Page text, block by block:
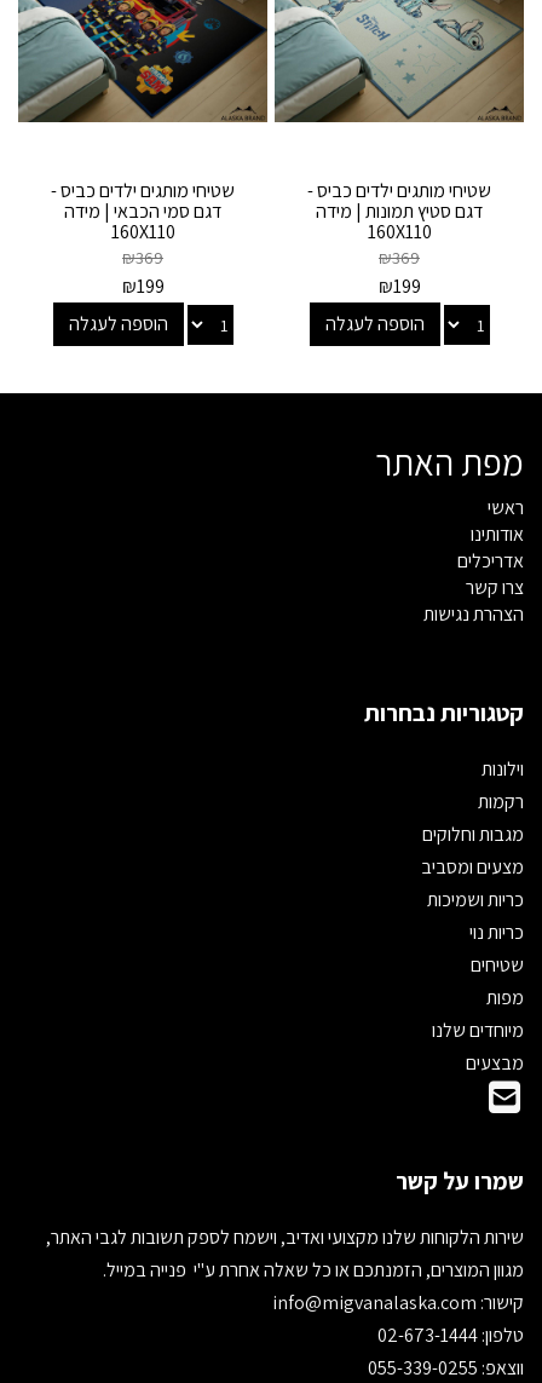
שטיחי מותגים ילדים כביס -
דגם סטיץ תמונות | מידה
160X110
₪369
₪199
הוספה לעגלה
שטיחי מותגים ילדים כביס -
דגם סמי הכבאי | מידה
160X110
₪369
₪199
הוספה לעגלה
מפת האתר
ראשי
אודותינו
אדריכלים
צרו קשר
הצהרת נגישות
קטגוריות נבחרות
וילונות
רקמות
מגבות וחלוקים
מצעים ומסביב
כריות ושמיכות
כריות נוי
שטיחים
מפות
מיוחדים שלנו
מבצעים
שמרו על קשר
שירות הלקוחות שלנו מקצועי ואדיב, וישמח לספק תשובות לגבי האתר,
מגוון המוצרים, הזמנתכם או כל שאלה אחרת ע"י פנייה במייל.
קישור:
טלפון: 02-673-1444
ווצאפ: 055-339-0255